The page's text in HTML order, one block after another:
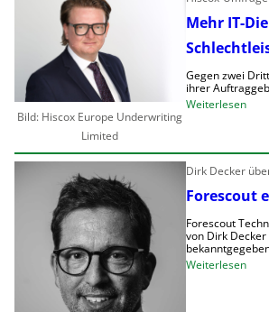
Bild: Hiscox Europe Underwriting
Limited
Mehr IT-
Gegen zwei
ihrer
Weiterlesen:
r
I
-
D
i
Dirk Decker
Forescout
Forescout
von Dirk
Weiterlesen: